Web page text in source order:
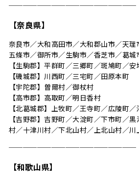
──────────────────
【奈良県】
奈良市／大和高田市／大和郡山市／天
五條市／御所市／生駒市／香芝市／葛城
【生駒郡】平群町／三郷町／斑鳩町／安
【磯城郡】川西町／三宅町／田原本町
【宇陀郡】曽爾村／御杖村
【高市郡】高取町／明日香村
【北葛城郡】上牧町／王寺町／広陵町／
【吉野郡】吉野町／大淀町／下市町／
村／十津川村／下北山村／上北山村／
──────────────────
【和歌山県】